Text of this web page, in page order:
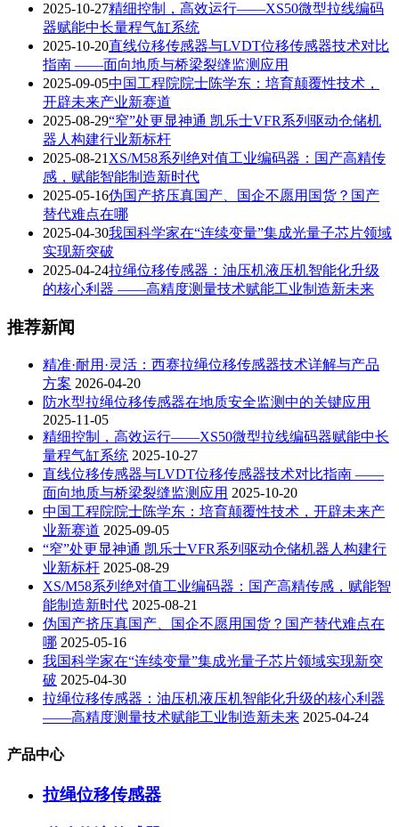
2025-10-27精细控制，高效运行——XS50微型拉线编码
器赋能中长量程气缸系统
2025-10-20直线位移传感器与LVDT位移传感器技术对比
指南 ——面向地质与桥梁裂缝监测应用
2025-09-05中国工程院院士陈学东：培育颠覆性技术，
开辟未来产业新赛道
2025-08-29“窄”处更显神通 凯乐士VFR系列驱动仓储机
器人构建行业新标杆
2025-08-21 XS/M58系列绝对值工业编码器：国产高精传
感，赋能智能制造新时代
2025-05-16伪国产挤压真国产、国企不愿用国货？国产
替代难点在哪
2025-04-30我国科学家在“连续变量”集成光量子芯片领域
实现新突破
2025-04-24拉绳位移传感器：油压机液压机智能化升级
的核心利器 ——高精度测量技术赋能工业制造新未来
推荐新闻
精准·耐用·灵活：西赛拉绳位移传感器技术详解与产品
方案 2026-04-20
防水型拉绳位移传感器在地质安全监测中的关键应用
2025-11-05
精细控制，高效运行——XS50微型拉线编码器赋能中长
量程气缸系统 2025-10-27
直线位移传感器与LVDT位移传感器技术对比指南 ——
面向地质与桥梁裂缝监测应用 2025-10-20
中国工程院院士陈学东：培育颠覆性技术，开辟未来产
业新赛道 2025-09-05
“窄”处更显神通 凯乐士VFR系列驱动仓储机器人构建行
业新标杆 2025-08-29
XS/M58系列绝对值工业编码器：国产高精传感，赋能智
能制造新时代 2025-08-21
伪国产挤压真国产、国企不愿用国货？国产替代难点在
哪 2025-05-16
我国科学家在“连续变量”集成光量子芯片领域实现新突
破 2025-04-30
拉绳位移传感器：油压机液压机智能化升级的核心利器
——高精度测量技术赋能工业制造新未来 2025-04-24
产品中心
拉绳位移传感器